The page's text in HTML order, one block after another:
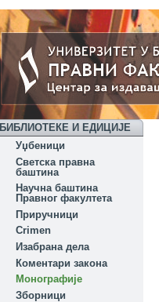
БИБЛИОТЕКЕ И ЕДИЦИЈЕ
Уџбеници
Светска правна
баштина
Научна баштина
Правног факултета
Приручници
Crimen
Изабрана дела
Коментари закона
Монографије
Зборници